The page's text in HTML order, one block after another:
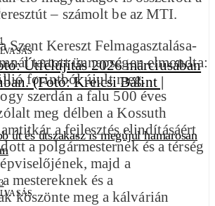
út és útszakasz is megújul hamarosan
– számolt be az MTI.
Szent Kereszt Felmagasztalása-
tartott ünnepségen elmondta:
forintból újult meg.
szerdán a falu 500 éves
meg délben a Kossuth
a fejlesztés elindításáért
a polgármesternek és a térség
majd a
mestereknek és a
köszönte meg a kálvárián